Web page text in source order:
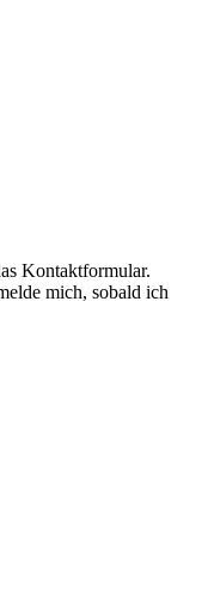
Kontaktformular.
mich, sobald ich